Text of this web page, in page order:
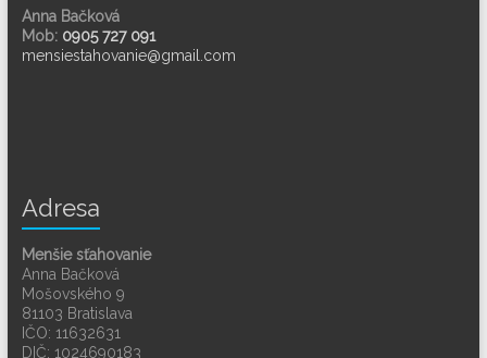
Anna Bačková
Mob: 0905 727 091
mensiestahovanie@gmail.com
Adresa
Menšie sťahovanie
Anna Bačková
Mošovského 9
81103 Bratislava
IČO: 11632631
DIČ: 1024690183